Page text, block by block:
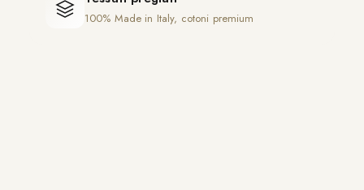
100% Made in Italy, cotoni premium